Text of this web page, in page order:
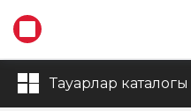
Тауарлар каталогы